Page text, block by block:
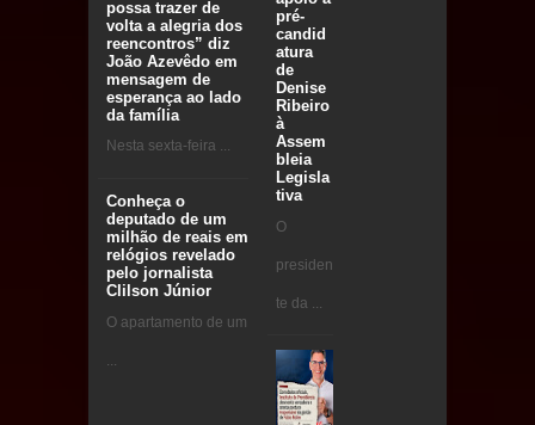
possa trazer de
volta a alegria dos
reencontros” diz
João Azevêdo em
mensagem de
esperança ao lado
da família
Nesta sexta-feira ...
Conheça o
deputado de um
milhão de reais em
relógios revelado
pelo jornalista
Clilson Júnior
O apartamento de um
...
pré-
candid
atura
de
Denise
Ribeiro
à
Assem
bleia
Legisla
tiva
O
presiden
te da ...